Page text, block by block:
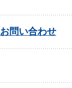
問い合わせ